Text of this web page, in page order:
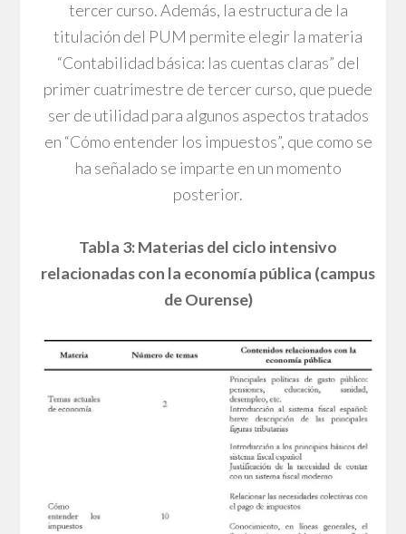
tercer curso. Además, la estructura de la
titulación del PUM permite elegir la materia
“Contabilidad básica: las cuentas claras” del
primer cuatrimestre de tercer curso, que puede
ser de utilidad para algunos aspectos tratados
en “Cómo entender los impuestos”, que como se
ha señalado se imparte en un momento
posterior.
Tabla 3: Materias del ciclo intensivo
relacionadas con la economía pública (campus
de Ourense)